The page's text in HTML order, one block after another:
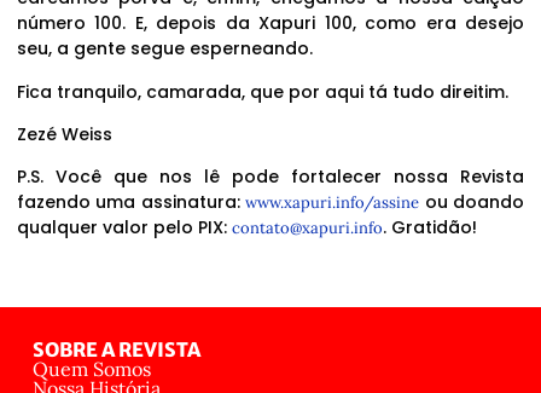
número 100. E, depois da Xapuri 100, como era desejo
seu, a gente segue esperneando.
Fica tranquilo, camarada, que por aqui tá tudo direitim.
Zezé Weiss
P.S. Você que nos lê pode fortalecer nossa Revista
fazendo uma assinatura:www.xapuri.info/assine ou doando
qualquer valor pelo PIX: contato@xapuri.info. Gratidão!
SOBRE A REVISTA
Quem Somos
Nossa História